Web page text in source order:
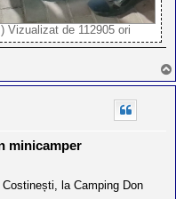
Vizualizat de 112905 ori
minicamper
la Camping Don